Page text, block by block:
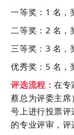
一等奖： 1 名，
二等奖： 2 名，
三等奖： 3 名，
优秀奖 ： 5 名，
评选流程：在专
蔡总为评委主席
号上进行投票
的专业评审，评